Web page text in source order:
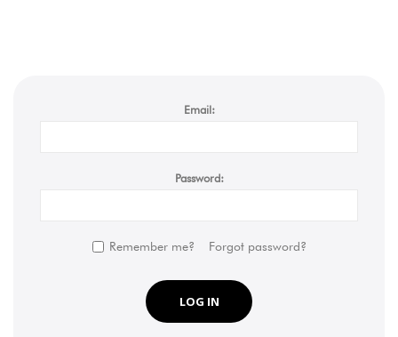
Email:
Password:
Remember me? Forgot password?
LOG IN